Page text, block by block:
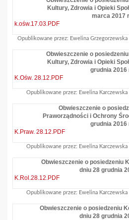
Kultury, Zdrowia i Opieki
marca 2017
k.ośw.17.03.PDF
Opublikowane przez: Ewelina
Obwieszczenie o
Kultury, Zdrowia i Opieki
grudnia 2016
K.Ośw. 28.12.PDF
Opublikowane przez: Ewelina
Obwieszczenie o
Praworządności i Ochrony
grudnia 2016
K.Praw. 28.12.PDF
Opublikowane przez: Ewelina
Obwieszczenie o posiedzeniu
dniu 28 grudnia
K.Rol.28.12.PDF
Opublikowane przez: Ewelina
Obwieszczenie o posiedzeniu
dniu 28 grudnia